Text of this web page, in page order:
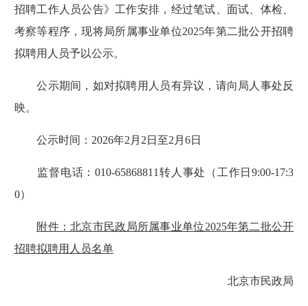
招聘工作人员公告》工作安排，经过笔试、面试、体检、
考察等程序，现将局所属事业单位2025年第二批公开招聘
拟聘用人员予以公示。
公示期间，如对拟聘用人员有异议，请向局人事处反
映。
公示时间：2026年2月2日至2月6日
监督电话：010-65868811转人事处（工作日9:00-17:3
0）
附件：北京市民政局所属事业单位2025年第二批公开
招聘拟聘用人员名单
北京市民政局